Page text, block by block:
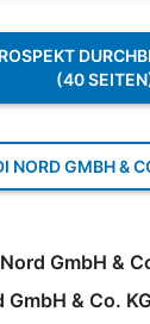
(40
NORD GMBH &
GmbH &
GmbH & Co.